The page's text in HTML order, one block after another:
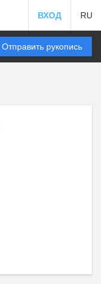
ВХОД RU
Отправить рукопись